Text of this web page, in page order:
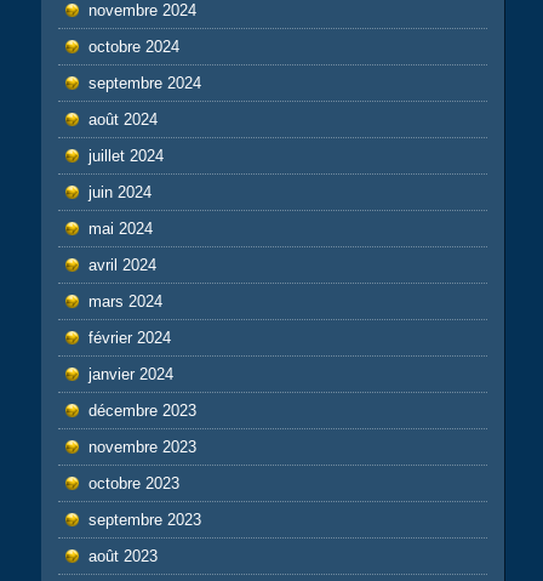
novembre 2024
octobre 2024
septembre 2024
août 2024
juillet 2024
juin 2024
mai 2024
avril 2024
mars 2024
février 2024
janvier 2024
décembre 2023
novembre 2023
octobre 2023
septembre 2023
août 2023